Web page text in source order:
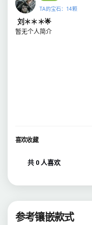
TA的宝石：14颗
刘＊＊＊🌟
暂无个人简介
喜欢收藏
共 0 人喜欢
参考镶嵌款式